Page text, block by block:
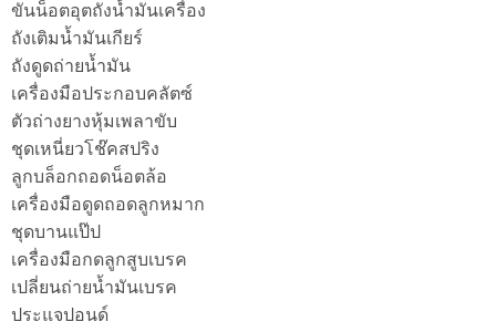
ขันน็อตอุตถังน้ำมันเครื่อง
ถังเติมน้ำมันเกียร์
ถังดูดถ่ายน้ำมัน
เครื่องมือประกอบคลัตซ์
ตัวถ่างยางหุ้มเพลาขับ
ชุดเหนี่ยวโช๊คสปริง
ลูกบล็อกถอดน็อตล้อ
เครื่องมือดูดถอดลูกหมาก
ชุดบานแป๊ป
เครื่องมือกดลูกสูบเบรค
เปลี่ยนถ่ายน้ำมันเบรค
ประแจปอนด์